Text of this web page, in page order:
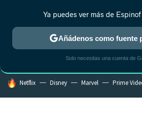
MENÚ
ESTRENOS REALITY ANIME
HOY SE HABLA DE
Netflix Disney Marvel Prime
Ya puedes ver más de
Añádenos como fuente
Solo necesitas una cuenta de